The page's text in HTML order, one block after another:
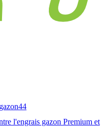
44
l'engrais gazon Premium et